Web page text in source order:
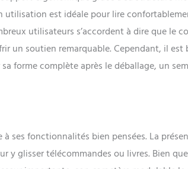
cachée sur le coussin lombaire assure
nuque se trouvent 2 petites poches dans
que des stylos, des téléphones portables, des
être stockées
utilisation est idéale pour lire
utilisateurs s’accordent à dire que le
un soutien remarquable. Cependant, il
forme complète après le déballage, un
ses fonctionnalités bien pensées. La
y glisser télécommandes ou livres. Bien